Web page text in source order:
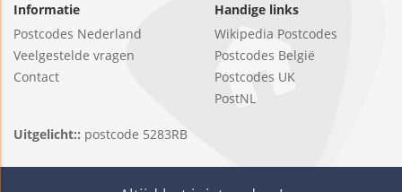
Informatie
Postcodes Nederland
Veelgestelde vragen
Contact
Handige links
Wikipedia Postcodes
Postcodes België
Postcodes UK
PostNL
Uitgelicht:: postcode 5283RB